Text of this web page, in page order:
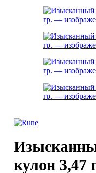
кулон 3,47